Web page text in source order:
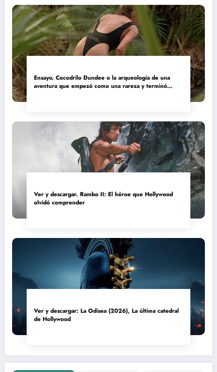
Ensayo. Cocodrilo Dundee o la arqueología de una
aventura que empezó como una rareza y terminó
Ver y descargar. Rambo II: El héroe que Hollywood
olvidó comprender
Ver y descargar: La Odisea (2026), La última catedral
de Hollywood